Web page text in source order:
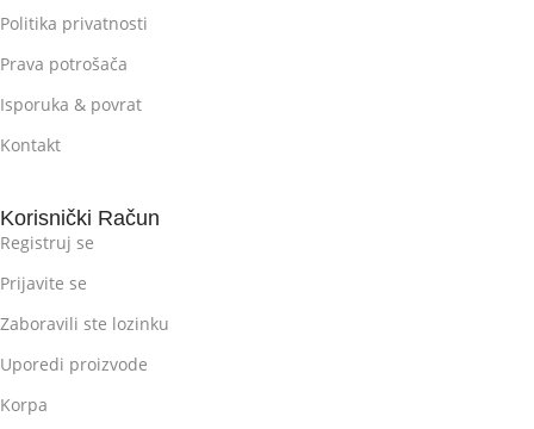
Politika privatnosti
Prava potrošača
Isporuka & povrat
Kontakt
Korisnički Račun
Registruj se
Prijavite se
Zaboravili ste lozinku
Uporedi proizvode
Korpa